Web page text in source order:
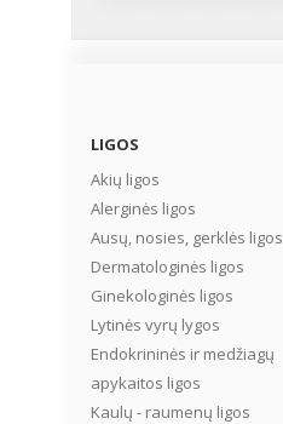
LIGOS
Akių ligos
Alerginės ligos
Ausų, nosies, gerklės ligos
Dermatologinės ligos
Ginekologinės ligos
Lytinės vyrų lygos
Endokrininės ir medžiagų
apykaitos ligos
Kaulų - raumenų ligos